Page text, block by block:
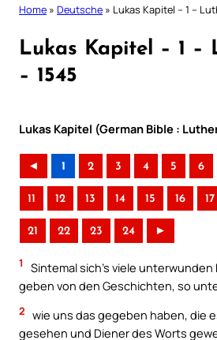
Home » Deutsche » Lukas Kapitel – 1 –
Lukas Kapitel – 1 –
– 1545
Lukas Kapitel (German Bible :
◄ 1 2 3 4 5 6
11 12 13 14 15 16 17
21 22 23 24 ►
1
Sintemal sich’s viele
geben von den Geschichten, so
2 wie uns das gegeben haben, die
gesehen und Diener des Worts